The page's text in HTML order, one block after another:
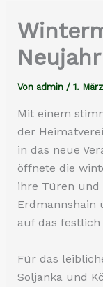
Von admin / 1.
Mit einem
der
in das neue
öffnete die
ihre Türen und
Erdmannshain
auf das festlich
Für das
Soljanka und